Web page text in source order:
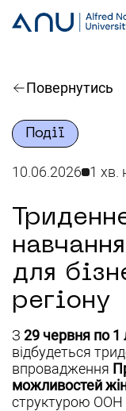
Повернутись
Події
10.06.2026 1 хв.
для
регіону
З 29 червня по 1
відбудеться
впровадження
можливостей
структурою ООН